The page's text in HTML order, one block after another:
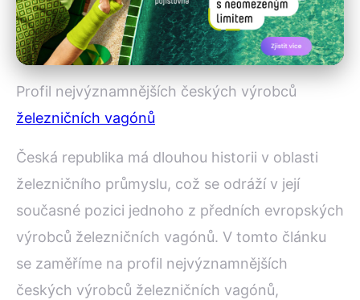
Přední Čeští Výrobci
Železničních Vagónů: Přehled a
Inovace
1. 9. 2025 · 4 min čtení · Autor: Iveta Malinová
Profil nejvýznamnějších českých výrobců
železničních vagónů
Česká republika má dlouhou historii v oblasti
železničního průmyslu, což se odráží v její
současné pozici jednoho z předních evropských
výrobců železničních vagónů. V tomto článku
se zaměříme na profil nejvýznamnějších
českých výrobců železničních vagónů,